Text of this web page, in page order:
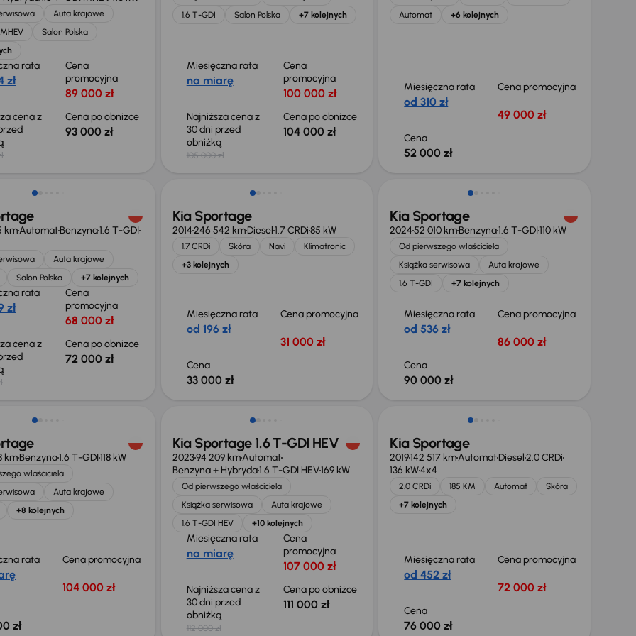
Auta krajowe
Salon Polska
rata
zł
Cena
promocyjna
89 000 zł
cena z
Cena po obniżce
93 000 zł
1.6 T-GDI
Salon Polska +7 kolejnych
Miesięczna rata
na miarę
Cena
promocyjna
100 000 zł
Najniższa cena z
30 dni przed
obniżką
105 000 zł
Cena po obniżce
104 000 zł
Automat
+6 kolejnych
Miesięczna rata
od 310 zł
Cena promocyjna
49 000 zł
Cena
52 000 zł
kmAutomatBenzyna1.6 T-GDI
Auta krajowe
Salon Polska
+7 kolejnych
rata
zł
Cena
promocyjna
68 000 zł
cena z
Cena po obniżce
72 000 zł
Świeżo skupione
Kia Sportage
2014246 542 kmDiesel1.7 CRDi85 kW
1.7 CRDi Skóra Navi
Klimatronic
+3 kolejnych
Miesięczna rata
od 196 zł
Cena promocyjna
31 000 zł
Cena
33 000 zł
Świeżo skupione
Kia Sportage
202452 010 kmBenzyna1.6 T-GDI110 kW
Od pierwszego właściciela
Książka serwisowa
Auta krajowe
1.6 T-GDI
+7 kolejnych
Miesięczna rata
od 536 zł
Cena promocyjna
86 000 zł
Cena
90 000 zł
kmBenzyna1.6 T-GDI118 kW
właściciela
Auta krajowe
+8 kolejnych
rata Cena promocyjna
104 000 zł
zł
Kia Sportage 1.6 T-GDI HEV
202394 209 kmAutomat
Benzyna + Hybryda1.6 T-GDI HEV169 kW
Od pierwszego właściciela
Książka serwisowa
Auta krajowe
1.6 T-GDI HEV
+10 kolejnych
Miesięczna rata
na miarę
Cena
promocyjna
107 000 zł
Najniższa cena z
30 dni przed
obniżką
112 000 zł
Cena po obniżce
111 000 zł
Kia Sportage
2019142 517 kmAutomatDiesel2.0 CRDi
136 kW4x4
2.0 CRDi 185 KM Automat
Skóra
+7 kolejnych
Miesięczna rata
od 452 zł
Cena promocyjna
72 000 zł
Cena
76 000 zł